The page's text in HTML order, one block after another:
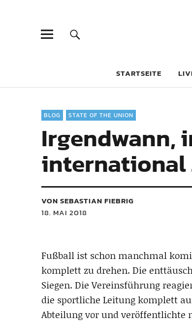
STARTSEITE
BLOG STATE OF THE UNION
Irgendwann,
international
VON SEBASTIAN FIEBRIG
18. MAI 2018
Fußball ist schon manchmal
komplett zu drehen. Die
Siegen. Die Vereinsführung
die sportliche Leitung komplett
Abteilung vor und veröffentlichte